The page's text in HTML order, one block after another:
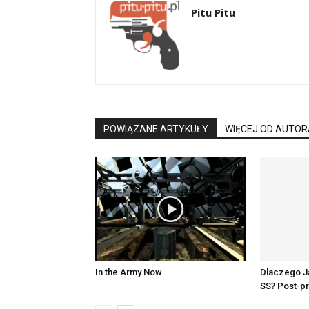
Pitu Pitu
POWIĄZANE ARTYKUŁY WIĘCEJ OD
In the Army Now
Dlaczego
SS? Post-